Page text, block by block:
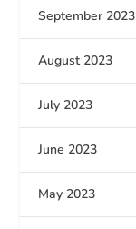
September 2023
August 2023
July 2023
June 2023
May 2023